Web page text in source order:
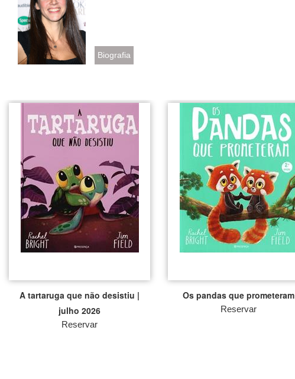
Biografia
A tartaruga que não desistiu |
julho 2026
Reservar
Os pandas que prometeram
Reservar